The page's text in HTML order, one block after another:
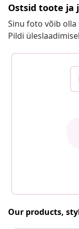
Ostsid toote ja
Sinu foto võib
Pildi
Our products,